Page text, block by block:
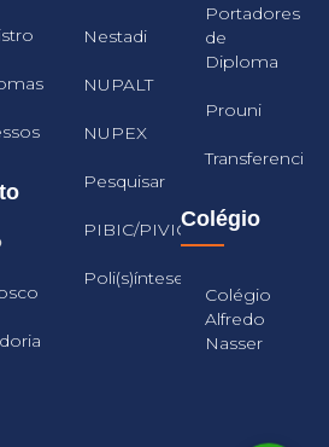
Portadores
de
Diploma
Prouni
Transferencia
Colégio
Colégio
Alfredo
Nasser
Nestadi
NUPALT
NUPEX
Pesquisar
PIBIC/PIVIC
Poli(s)íntese